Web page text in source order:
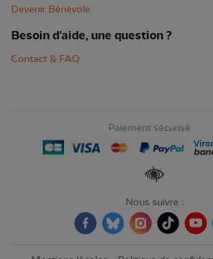
Devenir Bénévole
Besoin d'aide, une question ?
Contact & FAQ
Paiement sécurisé
Renforcer
Nous suivre :